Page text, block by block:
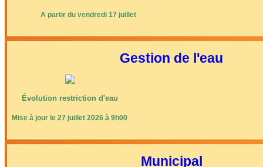
A partir du vendredi 17 juillet
Gestion de l'eau
Évolution restriction d'eau
Mise à jour le 27 juillet 2026 à 9h00
Municipal